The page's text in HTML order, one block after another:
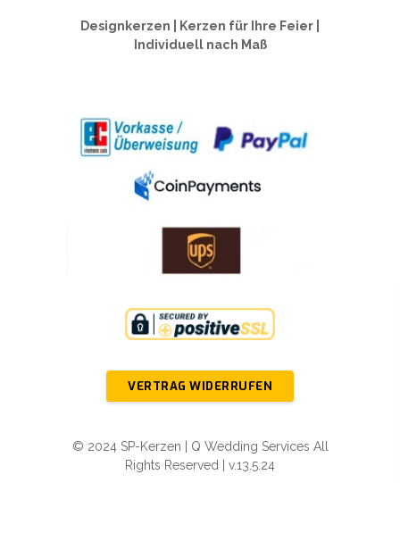
Designkerzen | Kerzen für Ihre Feier |
Individuell nach Maß
VERTRAG WIDERRUFEN
© 2024 SP-Kerzen | Q Wedding Services All
Rights Reserved | v.13.5.24